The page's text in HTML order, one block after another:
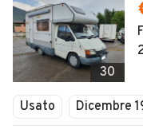
30
Usato Dicembre